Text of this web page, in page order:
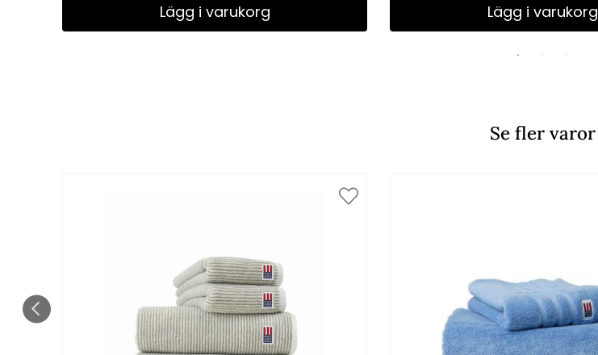
Lägg i varukorg Lägg i varukorg
Se fler varor